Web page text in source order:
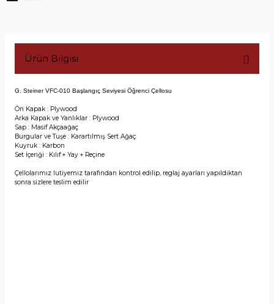
Ürün Bilgisi
G. Steiner VFC-010 Başlangıç Seviyesi Öğrenci Çellosu
Ön Kapak : Plywood
Arka Kapak ve Yanlıklar : Plywood
Sap : Masif Akçaağaç
Burgular ve Tuşe : Karartılmış Sert Ağaç
Kuyruk : Karbon
Set İçeriği : Kılıf + Yay + Reçine
Çellolarımız lutiyemiz tarafından kontrol edilip, reglaj ayarları yapıldıktan
sonra sizlere teslim edilir